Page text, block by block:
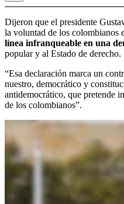
Dijeron que el presidente
la voluntad de los colombianos
línea infranqueable en una
popular y al Estado de derecho.
“Esa declaración marca un
nuestro, democrático y
antidemocrático, que pretende
de los colombianos”.